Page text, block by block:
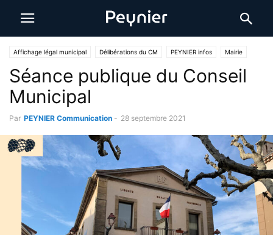
Affichage légal municipal Délibérations du CM PEYNIER infos Mairie
Séance publique du Conseil
Municipal
Par PEYNIER Communication - 28 septembre 2021